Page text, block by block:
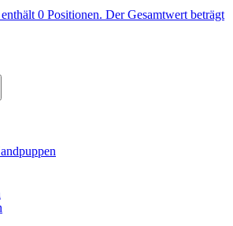
0 Positionen. Der Gesamtwert beträgt